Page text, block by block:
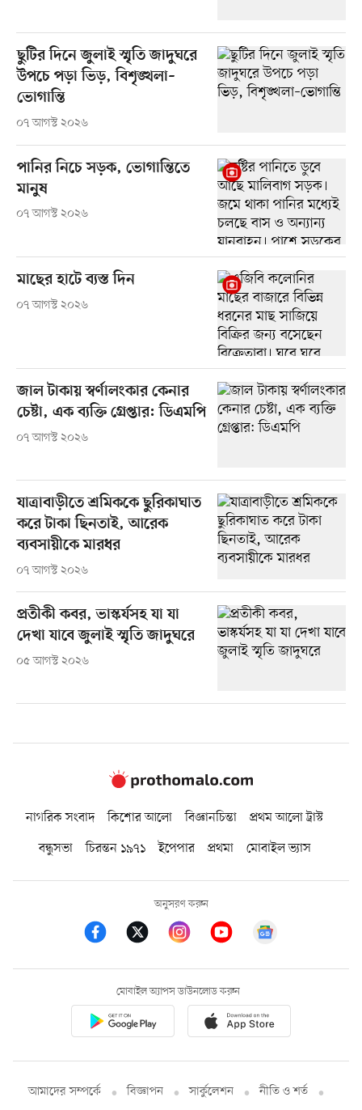
ছুটির দিনে জুলাই স্মৃতি জাদুঘরে
উপচে পড়া ভিড়, বিশৃঙ্খলা–
ভোগান্তি
০৭ আগস্ট ২০২৬
পানির নিচে সড়ক, ভোগান্তিতে
মানুষ
০৭ আগস্ট ২০২৬
মাছের হাটে ব্যস্ত দিন
০৭ আগস্ট ২০২৬
জাল টাকায় স্বর্ণালংকার কেনার
চেষ্টা, এক ব্যক্তি গ্রেপ্তার: ডিএমপি
০৭ আগস্ট ২০২৬
যাত্রাবাড়ীতে শ্রমিককে ছুরিকাঘাত
করে টাকা ছিনতাই, আরেক
ব্যবসায়ীকে মারধর
০৭ আগস্ট ২০২৬
প্রতীকী কবর, ভাস্কর্যসহ যা যা
দেখা যাবে জুলাই স্মৃতি জাদুঘরে
০৫ আগস্ট ২০২৬
নাগরিক সংবাদ কিশোর আলো বিজ্ঞানচিন্তা
প্রথম আলো ট্রাস্ট
বন্ধুসভা
চিরন্তন ১৯৭১ ইপেপার প্রথমা মোবাইল ভ্যাস
অনুসরণ করুন
মোবাইল অ্যাপস ডাউনলোড করুন
আমাদের সম্পর্কে বিজ্ঞাপন সার্কুলেশন নীতি ও শর্ত